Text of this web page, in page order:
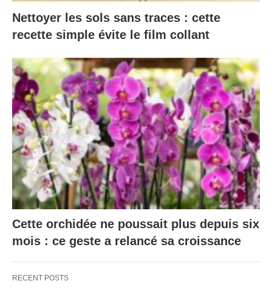
Nettoyer les sols sans traces : cette
recette simple évite le film collant
Cette orchidée ne poussait plus depuis six
mois : ce geste a relancé sa croissance
RECENT POSTS